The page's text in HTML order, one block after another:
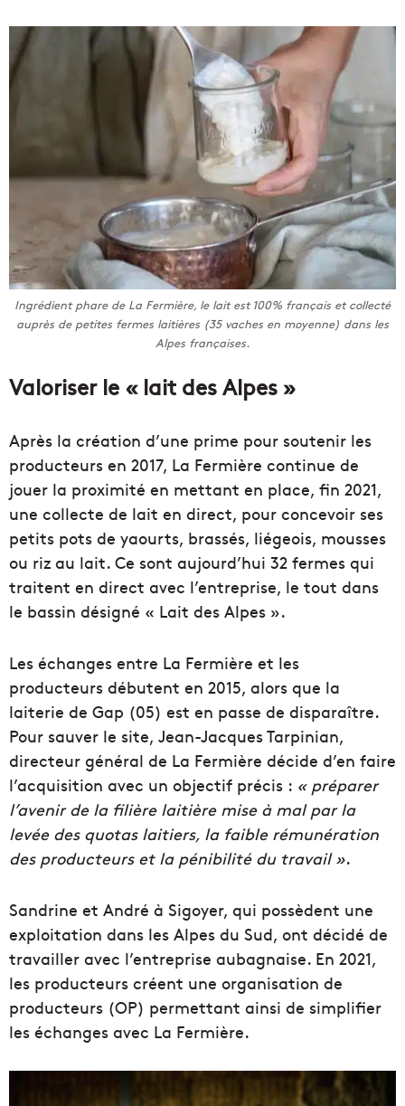
Ingrédient phare de La Fermière, le lait est 100% français et collecté
auprès de petites fermes laitières (35 vaches en moyenne) dans les
Alpes françaises.
Valoriser le « lait des Alpes »
Après la création d’une prime pour soutenir les
producteurs en 2017, La Fermière continue de
jouer la proximité en mettant en place, fin 2021,
une collecte de lait en direct, pour concevoir ses
petits pots de yaourts, brassés, liégeois, mousses
ou riz au lait. Ce sont aujourd’hui 32 fermes qui
traitent en direct avec l’entreprise, le tout dans
le bassin désigné « Lait des Alpes ».
Les échanges entre La Fermière et les
producteurs débutent en 2015, alors que la
laiterie de Gap (05) est en passe de disparaître.
Pour sauver le site, Jean-JacquesTarpinian,
directeur général de La Fermière décide d’en faire
l’acquisition avec un objectif précis : « préparer
l’avenir de la filière laitière mise à mal par la
levée des quotas laitiers, la faible rémunération
des producteurs et la pénibilité du travail ».
Sandrine et André à Sigoyer, qui possèdent une
exploitation dans les Alpes du Sud, ont décidé de
travailler avec l’entreprise aubagnaise. En 2021,
les producteurs créent une organisation de
producteurs (OP) permettant ainsi de simplifier
les échanges avec La Fermière.